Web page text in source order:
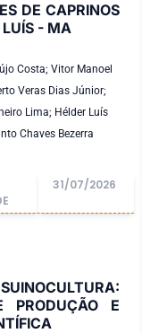
DE CAPRINOS
LUÍS - MA
Costa; Vitor Manoel
Veras Dias Júnior;
Lima; Hélder Luís
Chaves Bezerra
31/07/2026
PRODUÇÃO E